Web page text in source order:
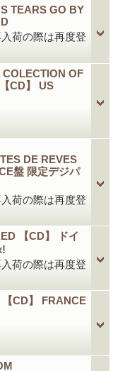
TEARS GO BY
荷の際は再度登
OF
CD】 US
DE REVES
盤 限定デジパ
荷の際は再度登
【CD】 ドイ
荷の際は再度登
CD】 FRANCE